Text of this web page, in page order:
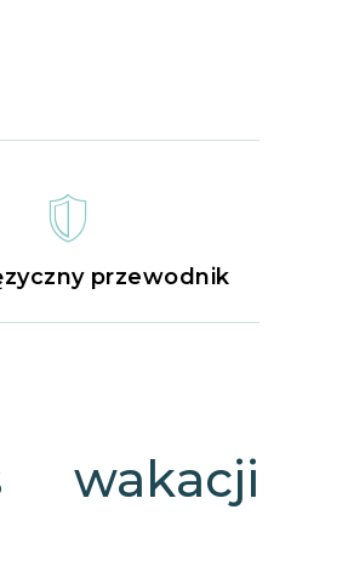
przewodnik
wakacji